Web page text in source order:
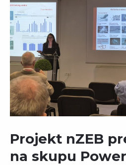
Projekt nZEB
na skupu